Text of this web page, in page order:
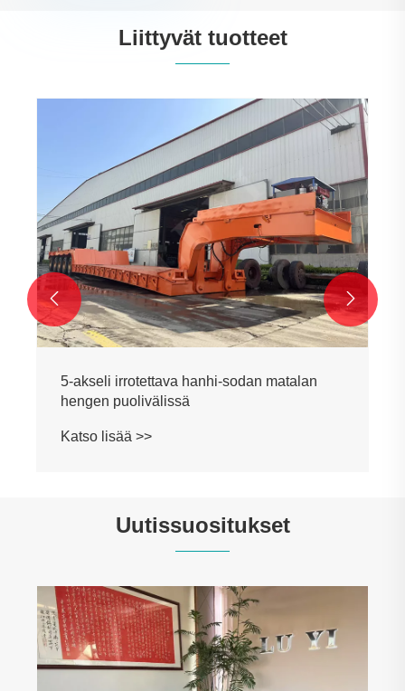
Liittyvät tuotteet
All-alumiini-seos 3-akseli nesteytetty
säiliöalus
Katso lisää >>
 
Uutissuositukset
Täsmälleen paikallisiin tarpeisiin
mukautettu 4-akselinen kippipuoliperävaunu
toimitettiin onnistuneesti sambialaiselle